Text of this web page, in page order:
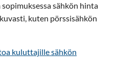
sähkön hinta
kuten pörssisähkön
kuluttajille sähkön